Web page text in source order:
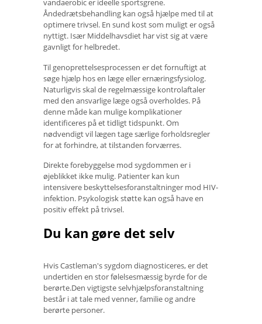
vandaerobic er ideelle sportsgrene.
Åndedrætsbehandling kan også hjælpe med til at
optimere trivsel. En sund kost som muligt er også
nyttigt. Især Middelhavsdiet har vist sig at være
gavnligt for helbredet.
Til genoprettelsesprocessen er det fornuftigt at
søge hjælp hos en læge eller ernæringsfysiolog.
Naturligvis skal de regelmæssige kontrolaftaler
med den ansvarlige læge også overholdes. På
denne måde kan mulige komplikationer
identificeres på et tidligt tidspunkt. Om
nødvendigt vil lægen tage særlige forholdsregler
for at forhindre, at tilstanden forværres.
Direkte forebyggelse mod sygdommen er i
øjeblikket ikke mulig. Patienter kan kun
intensivere beskyttelsesforanstaltninger mod HIV-
infektion. Psykologisk støtte kan også have en
positiv effekt på trivsel.
Du kan gøre det selv
Hvis Castleman's sygdom diagnosticeres, er det
undertiden en stor følelsesmæssig byrde for de
berørte.Den vigtigste selvhjælpsforanstaltning
består i at tale med venner, familie og andre
berørte personer.